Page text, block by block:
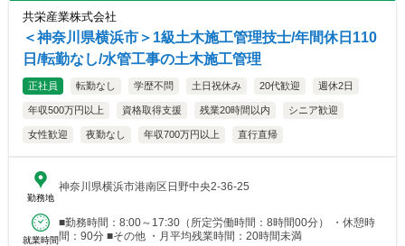
共栄産業株式会社
＜神奈川県横浜市＞1級土木施工管理技士/年間休日110
日/転勤なし/水管工事の土木施工管理
正社員 転勤なし 学歴不問 土日祝休み 20代歓迎 週休2日
年収500万円以上 資格取得支援 残業20時間以内 シニア歓迎
女性歓迎 夜勤なし 年収700万円以上 直行直帰
勤務地
神奈川県横浜市港南区日野中央2-36-25
就業時間
■勤務時間：8:00～17:30（所定労働時間：8時間00分） ・休憩時
間：90分 ■その他 ・月平均残業時間：20時間未満